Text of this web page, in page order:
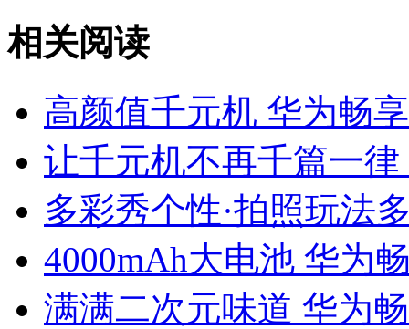
相关阅读
高颜值千元机 华为畅
让千元机不再千篇一
多彩秀个性·拍照玩法
4000mAh大电池 华为
满满二次元味道 华为